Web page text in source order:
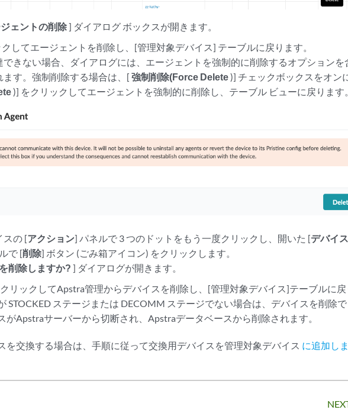
ェントの削除] ダイアログ ボックスが開きます。
してエージェントを削除し、[管理対象デバイス] テーブルに戻ります。
できない場合、ダイアログには、エージェントを強制的に削除するオプションを
ます。強制削除する場合は、[強制削除(Force Delete)] チェックボックスをオン
)] をクリックしてエージェントを強制的に削除し、テーブル ビューに戻ります。
スの [アクション] パネルで 3 つのドットをもう一度クリックし、開いた [デバイ
で [削除] ボタン (ごみ箱アイコン) をクリックします。
削除しますか? ] ダイアログが開きます。
リックしてApstra管理からデバイスを削除し、[管理対象デバイス]テーブルに戻
STOCKED ステージまたは DECOMM ステージでない場合は、デバイスを削除で
がApstraサーバーから切断され、Apstraデータベースから削除されます。
を交換する場合は、手順に従って交換用デバイスを管理対象デバイス に追加し